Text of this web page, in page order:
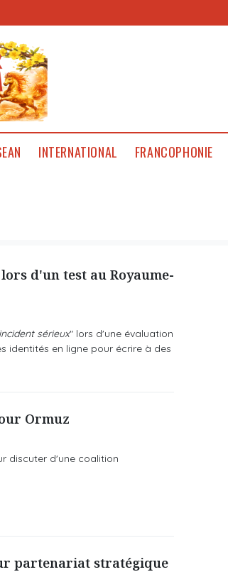
INTERNATIONAL FRANCOPHONIE
d'un test au Royaume-
sérieux" lors d'une évaluation
identités en ligne pour écrire à des
Ormuz
discuter d'une coalition
partenariat stratégique